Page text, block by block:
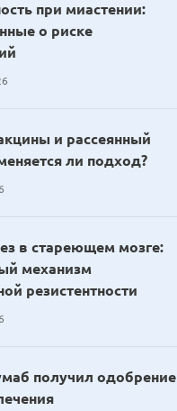
при миастении:
о риске
и рассеянный
ли подход?
в стареющем мозге:
механизм
резистентности
получил одобрение